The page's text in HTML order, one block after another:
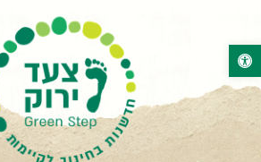
פתח סרגל נגישות